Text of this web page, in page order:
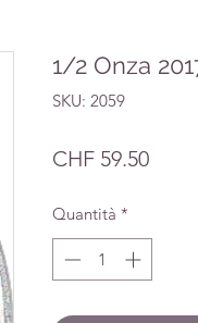
1/2 Onza
SKU: 2059
CHF 59.50Prezzo
Quantità *